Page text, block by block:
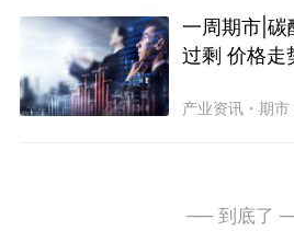
一周期市|碳
过剩 价格走
产业资讯 ・期市
── 到底了